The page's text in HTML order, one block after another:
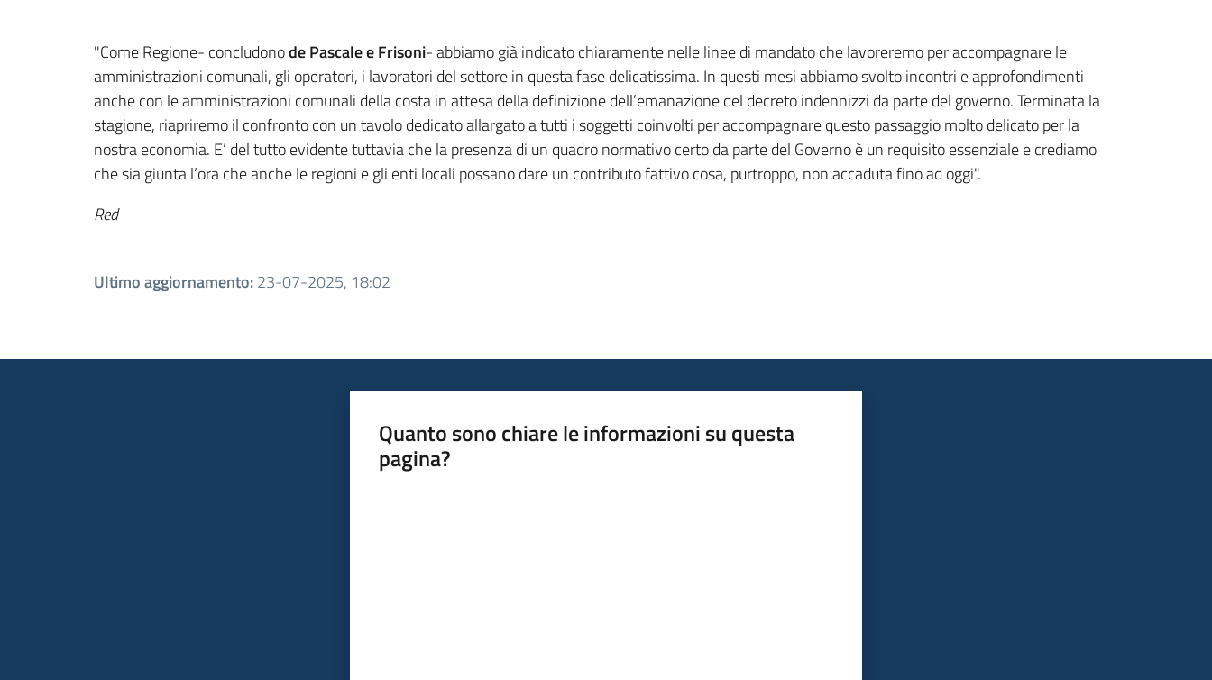
"Come Regione- concludonode Pascale e Frisoni- abbiamo già indicato chiaramente nelle linee di mandato che lavoreremo per accompagnare le
amministrazioni comunali, gli operatori, i lavoratori del settore in questa fase delicatissima. In questi mesi abbiamo svolto incontri e approfondimenti
anche con le amministrazioni comunali della costa in attesa della definizione dell’emanazione del decreto indennizzi da parte del governo. Terminata la
stagione, riapriremo il confronto con un tavolo dedicato allargato a tutti i soggetti coinvolti per accompagnare questo passaggio molto delicato per la
nostra economia. E’ del tutto evidente tuttavia che la presenza di un quadro normativo certo da parte del Governo è un requisito essenziale e crediamo
che sia giunta l’ora che anche le regioni e gli enti locali possano dare un contributo fattivo cosa, purtroppo, non accaduta fino ad oggi".
Red
Ultimo aggiornamento:23-07-2025, 18:02
Quanto sono chiare le informazioni su questa
pagina?